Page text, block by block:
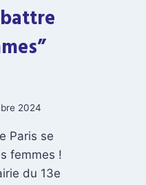
2024
Paris se
femmes !
du 13e